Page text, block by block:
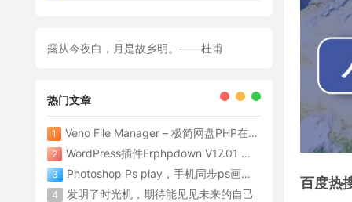
百度热
露从今夜白，月是故乡明。——杜甫
热门文章
1 Veno File Manager – 极简网盘PHP在线网盘系统- v4.1
2 WordPress插件Erphpdown V17.01 为网站添加付费下载功能
3 Photoshop Ps play，手机同步ps画面神器
4 发明了时光机，期待能见见未来的自己